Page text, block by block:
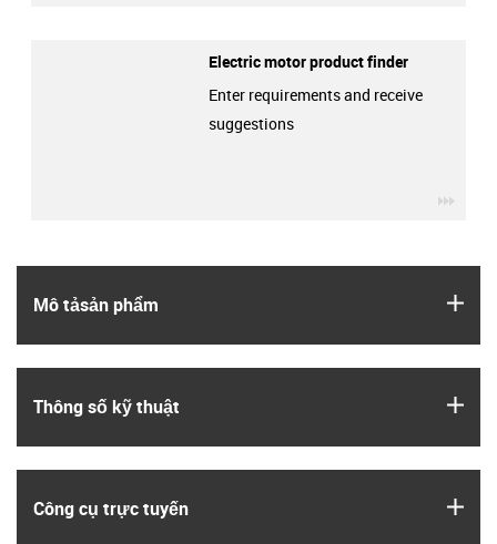
Mô tả­sản phẩm
Thông số kỹ thuật
Công cụ trực tuyến
Electric motor product finder
Enter requirements and receive
suggestions